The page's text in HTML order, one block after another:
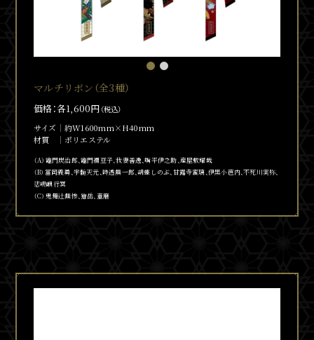
マルチリボン（全3種）
価格：各1,600円 （税込）
サイズ
約W1600mm×H40mm
材質
ポリエステル
（A）竈門炭治郎、竈門禰豆子、我妻善逸、嘴平伊之助、産屋敷耀哉
（B）冨岡義勇、宇髄天元、時透無一郎、胡蝶しのぶ、甘露寺蜜璃、伊黒小芭内、不死川実弥、
悲鳴嶼行冥
（C）鬼舞辻󠄀無惨、獪岳、童磨